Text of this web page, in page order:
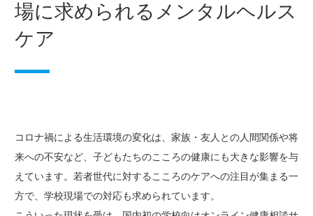
場に求められるメンタルヘルス
ケア
コロナ禍による生活環境の変化は、家族・友人との人間関係や将
来への不安など、子どもたちのこころの健康にも大きな影響を与
えています。若者世代に対するこころのケアへの注目が集まる一
方で、学校現場での対応も求められています。